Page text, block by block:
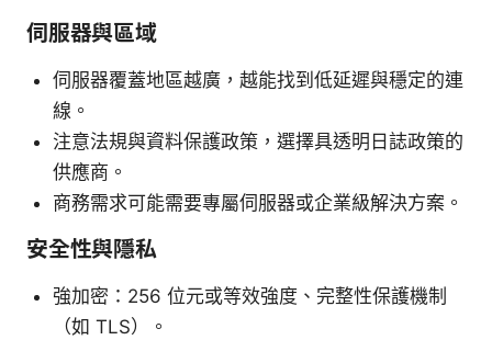
伺服器與區域
伺服器覆蓋地區越廣，越能找到低延遲與穩定的連
線。
注意法規與資料保護政策，選擇具透明日誌政策的
供應商。
商務需求可能需要專屬伺服器或企業級解決方案。
安全性與隱私
強加密：256 位元或等效強度、完整性保護機制
（如 TLS）。